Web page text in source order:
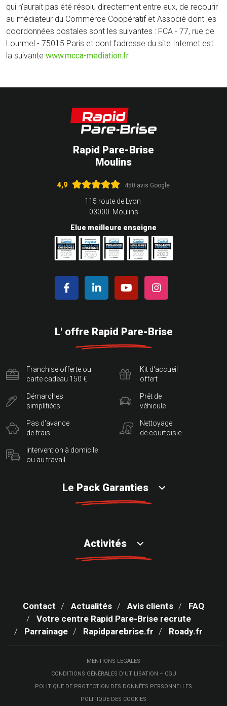
qui n'aurait pas été résolu directement entre eux, de recourir
au médiateur du Commerce Coopératif et Associé dont les
coordonnées postales sont les suivantes : FCA - 77, rue de
Lourmel - 75015 Paris et dont l'adresse du site Internet est
la suivante www.mcca-mediation.fr.
Rapid Pare-Brise
Moulins
4,9 450 avis Google
115 route de Lyon
03000 Moulins
Elue meilleure enseigne
L' offre Rapid Pare-Brise
Franchise offerte ou
carte cadeau 150 €
Démarches
simplifiées
Pas d'avance
de frais
Intervention à domicile
ou au travail
Kit d'accueil
offert
Prêt de
véhicule
Nettoyage
de courtoisie
Le Pack Garanties
Activités
Contact Actualités Avis clients
FAQ
Votre centre Rapid Pare-Brise recrute
Parrainage
Rapidparebrise.fr Roady.fr
MENTIONS LÉGALES
CONDITIONS GÉNÉRALES D’UTILISATION – CGU
POLITIQUE DE PROTECTION DES DONNÉES PERSONNELLES
POLITIQUE DES COOKIES